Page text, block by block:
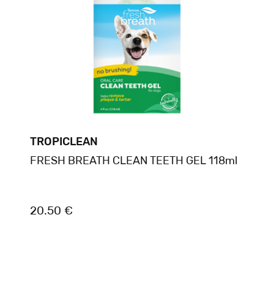
TROPICLEAN
FRESH BREATH CLEAN TEETH GEL 118ml
20.50 €